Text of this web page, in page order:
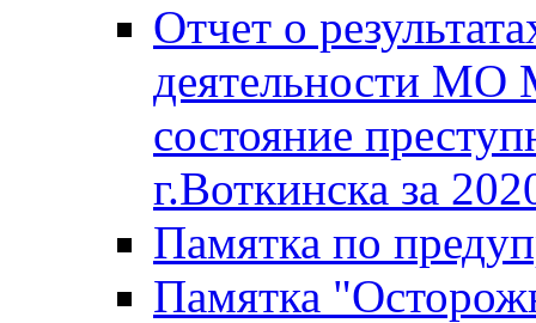
Отчет о
деятельности МО
состояние
г.Воткинска за
Памятка по
Памятка